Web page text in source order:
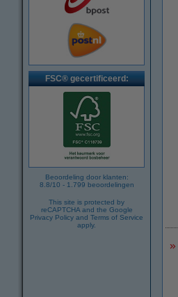
FSC® gecertificeerd:
Beoordeling door klanten:
8.8/10 - 1.799 beoordelingen
This site is protected by
reCAPTCHA and the Google
Privacy Policy and Terms of Service
apply.